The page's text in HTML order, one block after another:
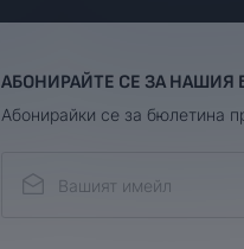
АБОНИРАЙТЕ СЕ ЗА НАШИЯ
Абонирайки се за бюлетина